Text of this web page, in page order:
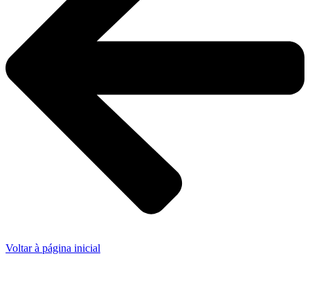
Voltar à página inicial